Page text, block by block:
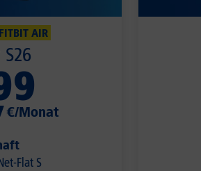
AIR
€/Monat
Flat S